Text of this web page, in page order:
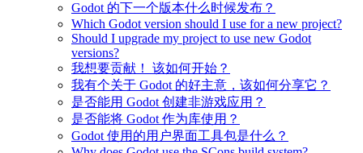
Godot 的下一个版本什么时候发布？
Which Godot version should I use for a new project?
Should I upgrade my project to use new Godot
versions?
我想要贡献！ 该如何开始？
我有个关于 Godot 的好主意，该如何分享它？
是否能用 Godot 创建非游戏应用？
是否能将 Godot 作为库使用？
Godot 使用的用户界面工具包是什么？